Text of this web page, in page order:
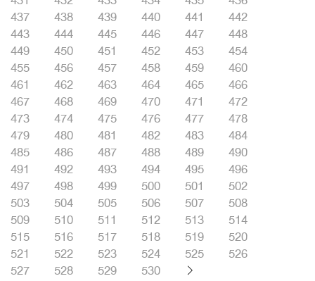
437
438 439 440 441
442
443
444 445 446 447
448
449
450 451 452 453
454
455
456 457 458 459
460
461
462 463 464 465
466
467
468 469 470 471
472
473
474 475 476 477
478
479
480 481 482 483
484
485
486 487 488 489
490
491
492 493 494 495
496
497
498 499 500 501
502
503
504 505 506 507
508
509
510 511 512 513
514
515
516 517 518 519
520
521
522 523 524 525
526
527
528 529 530